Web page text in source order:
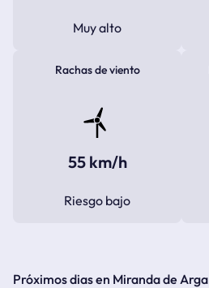
Muy alto
Rachas de viento
55 km/h
Riesgo bajo
Próximos dias en Miranda de Arga